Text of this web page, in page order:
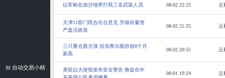
自动交易小精
以军称在加沙地带打死三名武装人员 08-02 22:25 云
天津11部门联合出台意见 升级存量资
产盘活政策
08-02 21:25 云
三只重仓股大涨 伯克希尔股价创8个月
新高
08-02 20:55 云
美驻以大使馆发布安全警告 敦促在中
08-01 19:24 云